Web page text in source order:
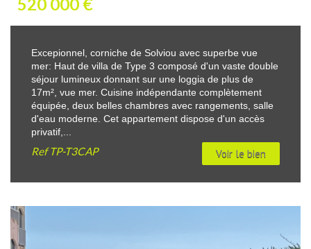
520 000 €
Excepionnel, corniche de Solviou avec superbe vue
mer: Haut de villa de Type 3 composé d'un vaste double
séjour lumineux donnant sur une loggia de plus de
17m², vue mer. Cuisine indépendante complètement
équipée, deux belles chambres avec rangements, salle
d'eau moderne. Cet appartement dispose d'un accès
privatif,...
RefTP-T3CAP Voir le bien